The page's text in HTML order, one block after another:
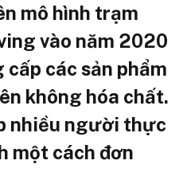
mô hình trạm
vào năm 2020
các sản phẩm
không hóa chất.
nhiều người thực
một cách đơn